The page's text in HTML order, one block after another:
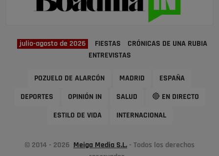
julio-agosto de 2026 FIESTAS
CRÓNICAS DE UNA RUBIA
ENTREVISTAS
POZUELO DE ALARCÓN MADRID ESPAÑA
DEPORTES OPINIÓN IN SALUD 🔴 EN DIRECTO
ESTILO DE VIDA INTERNACIONAL
© 2014 - 2026 Meiga Media S.L. - Todos los derechos